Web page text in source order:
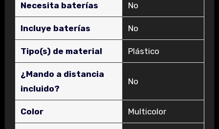
Necesita baterías ‎No
Incluye baterías ‎No
Tipo(s) de material ‎Plástico
¿Mando a distancia
incluido?
‎No
Color ‎Multicolor